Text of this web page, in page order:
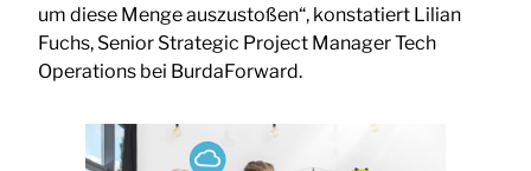
um diese Menge auszustoßen“, konstatiert Lilian
Fuchs, Senior Strategic Project Manager Tech
Operations bei BurdaForward.